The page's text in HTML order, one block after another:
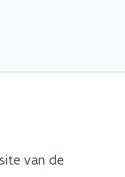
van de